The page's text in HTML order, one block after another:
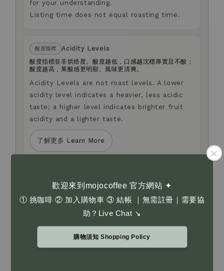
歡迎來到mojocoffee 官方網站 ✦
① 挑咖啡 ② 加入購物車 ③ 結帳 ｜無需註冊｜需要協
助？Live Chat ↘
購物須知 Shopping Policy
for your understanding.
Listing time does not equal roasting time.
酸度指標
Acidity Levels
酸度指標並非烘焙度。酸度越低，口感越沈穩厚實且不酸；
酸度越高，果酸感更明顯、風味更清爽。
Acidity Levels are not roast levels. A lower
acidity level indicates a heavier, less acidic
taste; a higher level indicates brighter fruit
acidity and a lighter taste.
了解更多 Learn More
我們不會以電話或簡訊方式通知您變更付款方式。
如您對商品選購，或有任何疑問，歡迎透過官網右下角
Live Chat 留言與我們聯繫。
We will never contact you by phone or SMS
to request changes to your payment method.
If you have any questions about product